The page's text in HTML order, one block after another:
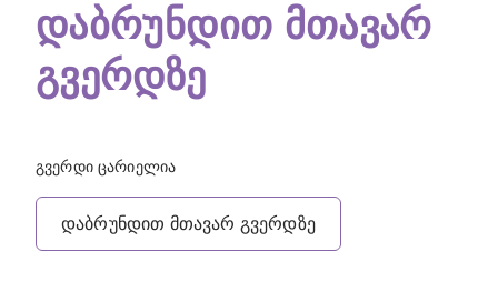
ᲓᲐᲑᲠᲣᲜᲓᲘᲗ ᲛᲗᲐᲕᲐᲠ
ᲒᲕᲔᲠᲓᲖᲔ
გვერდი ცარიელია
დაბრუნდით მთავარ გვერდზე